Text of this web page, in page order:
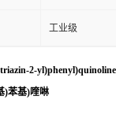
工业级
2-yl)phenyl)quinoline
)苯基)喹啉